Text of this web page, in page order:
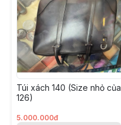
Túi xách 140 (Size nhỏ của
126)
5.000.000đ